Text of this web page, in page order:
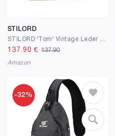
STILORD
137.90 €137.90
Amazon
-32%